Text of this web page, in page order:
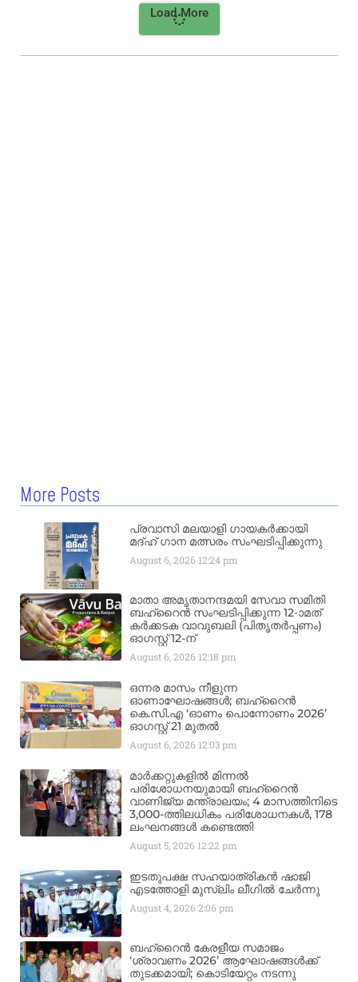
Load More
More Posts
പ്രവാസി മലയാളി ഗായകർക്കായി
മദ്ഹ് ഗാന മത്സരം സംഘടിപ്പിക്കുന്നു
August 6, 2026 12:24 pm
മാതാ അമൃതാനന്ദമയി സേവാ സമിതി
ബഹ്‌റൈൻ സംഘടിപ്പിക്കുന്ന 12-ാമത്
കർക്കടക വാവുബലി (പിതൃതർപ്പണം)
ഓഗസ്റ്റ് 12-ന്
August 6, 2026 12:18 pm
ഒന്നര മാസം നീളുന്ന
ഓണാഘോഷങ്ങൾ; ബഹ്‌റൈൻ
കെ.സി.എ ‘ഓണം പൊന്നോണം 2026’
ഓഗസ്റ്റ് 21 മുതൽ
August 6, 2026 12:03 pm
മാർക്കറ്റുകളിൽ മിന്നൽ
പരിശോധനയുമായി ബഹ്‌റൈൻ
വാണിജ്യ മന്ത്രാലയം; 4 മാസത്തിനിടെ
3,000-ത്തിലധികം പരിശോധനകൾ, 178
ലംഘനങ്ങൾ കണ്ടെത്തി
August 5, 2026 12:22 pm
ഇടതുപക്ഷ സഹയാത്രികൻ ഷാജി
എടത്തോളി മുസ്‌ലിം ലീഗിൽ ചേർന്നു
August 4, 20262:06 pm
ബഹ്‌റൈൻ കേരളീയ സമാജം
‘ശ്രാവണം 2026’ ആഘോഷങ്ങൾക്ക്
തുടക്കമായി; കൊടിയേറ്റം നടന്നു